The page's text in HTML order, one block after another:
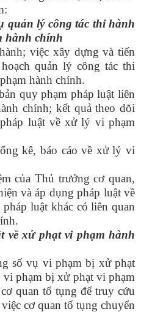
quản lý công tác thi hành
hành chính
việc xây dựng và tiến
quản lý công tác thi
hành chính.
quy phạm pháp luật liên
chính; kết quả theo dõi
luật về xử lý vi phạm
kê, báo cáo về xử lý vi
của Thủ trưởng cơ quan,
và áp dụng pháp luật về
luật khác có liên quan
về xử phạt vi phạm hành
số vụ vi phạm bị xử phạt
phạm bị xử phạt vi phạm
quan tố tụng để truy cứu
cơ quan tố tụng chuyển